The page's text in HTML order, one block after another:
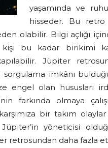
yaşamında ve
hisseder. Bu
olabilir. Bilgi açlığı
bu kadar birikimi
Jüpiter
sorgulama imkânı
engel olan hususları
farkında olmaya
bir takım olaylar
yöneticisi
retrosundan daha fazla